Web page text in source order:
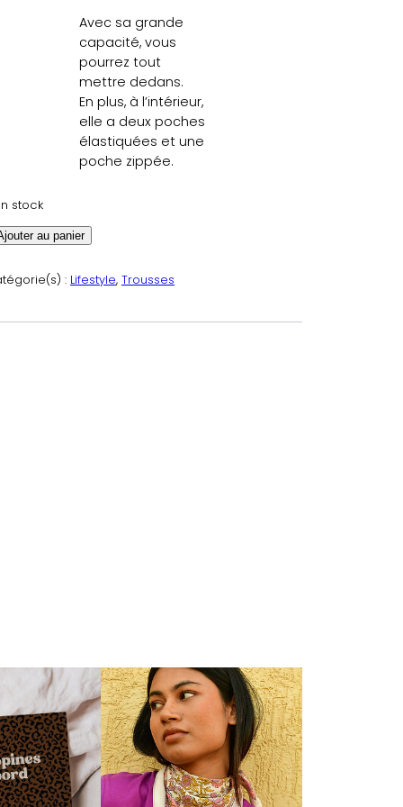
Avec sa grande
capacité, vous
pourrez tout
mettre dedans.
En plus, à l’intérieur,
elle a deux poches
élastiquées et une
poche zippée.
stock
au panier
: Lifestyle, Trousses